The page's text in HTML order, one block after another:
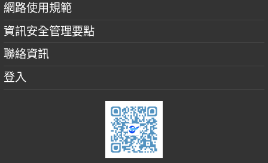
網路使用規範
資訊安全管理要點
聯絡資訊
登入